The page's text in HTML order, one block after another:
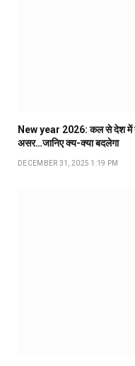
New year 2026: कल से देश में
असर…जानिए क्य-क्या बदलेगा
DECEMBER 31, 2025 1:19 PM